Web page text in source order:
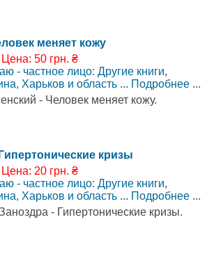
меняет кожу
Цена: 50 грн. ₴
- частное лицо: Другие книги,
Харьков и область ... Подробнее ...
- Человек меняет кожу.
кризы
Цена: 20 грн. ₴
- частное лицо: Другие книги,
Харьков и область ... Подробнее ...
- Гипертонические кризы.